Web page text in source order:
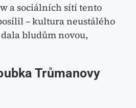
a sociálních sítí tento
– kultura neustálého
bludům novou,
Trůmanovy